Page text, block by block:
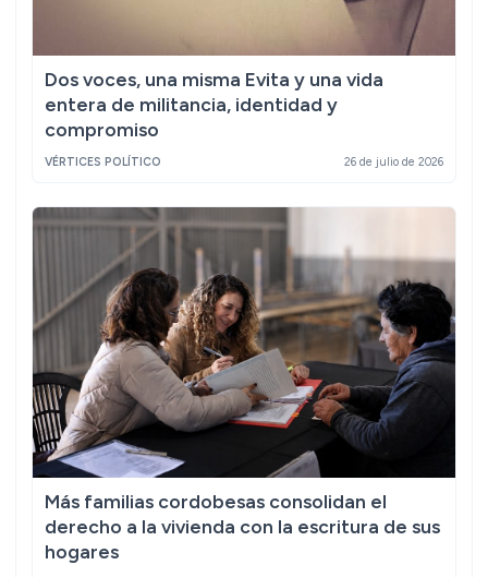
Dos voces, una misma Evita y una vida
entera de militancia, identidad y
compromiso
VÉRTICES POLÍTICO 26 de julio de 2026
Más familias cordobesas consolidan el
derecho a la vivienda con la escritura de sus
hogares